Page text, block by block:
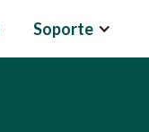
Soporte